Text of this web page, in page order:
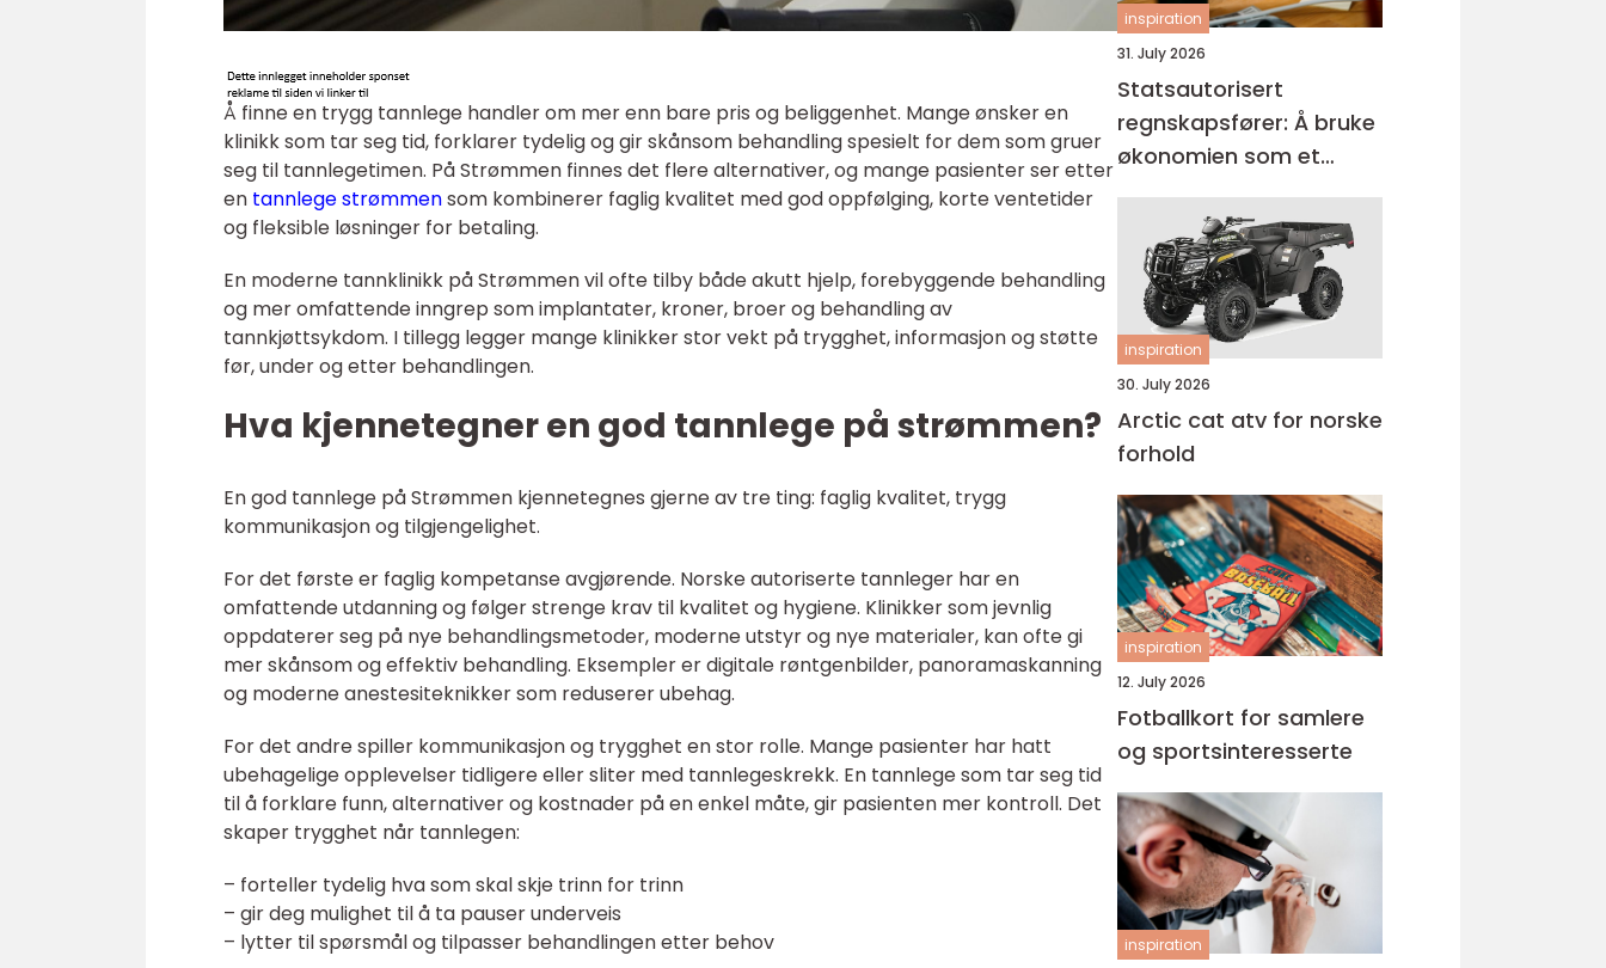
Å finne en trygg tannlege handler om mer enn bare pris og beliggenhet. Mange ønsker en
klinikk som tar seg tid, forklarer tydelig og gir skånsom behandling spesielt for dem som gruer
seg til tannlegetimen. På Strømmen finnes det flere alternativer, og mange pasienter ser etter
en tannlege strømmensom kombinerer faglig kvalitet med god oppfølging, korte ventetider
og fleksible løsninger for betaling.
En moderne tannklinikk på Strømmen vil ofte tilby både akutt hjelp, forebyggende behandling
og mer omfattende inngrep som implantater, kroner, broer og behandling av
tannkjøttsykdom. I tillegg legger mange klinikker stor vekt på trygghet, informasjon og støtte
før, under og etter behandlingen.
Hva kjennetegner en god tannlege på strømmen?
En god tannlege på Strømmen kjennetegnes gjerne av tre ting: faglig kvalitet, trygg
kommunikasjon og tilgjengelighet.
For det første er faglig kompetanse avgjørende. Norske autoriserte tannleger har en
omfattende utdanning og følger strenge krav til kvalitet og hygiene. Klinikker som jevnlig
oppdaterer seg på nye behandlingsmetoder, moderne utstyr og nye materialer, kan ofte gi
mer skånsom og effektiv behandling. Eksempler er digitale røntgenbilder, panoramaskanning
og moderne anestesiteknikker som reduserer ubehag.
For det andre spiller kommunikasjon og trygghet en stor rolle. Mange pasienter har hatt
ubehagelige opplevelser tidligere eller sliter med tannlegeskrekk. En tannlege som tar seg tid
til å forklare funn, alternativer og kostnader på en enkel måte, gir pasienten mer kontroll. Det
skaper trygghet når tannlegen:
– forteller tydelig hva som skal skje trinn for trinn
– gir deg mulighet til å ta pauser underveis
– lytter til spørsmål og tilpasser behandlingen etter behov
inspiration
31. July 2026
Statsautorisert
regnskapsfører: Å bruke
økonomien som et
verktøy for vekst
inspiration
30. July 2026
Arctic cat atv for norske
forhold
inspiration
12. July 2026
Fotballkort for samlere
og sportsinteresserte
inspiration